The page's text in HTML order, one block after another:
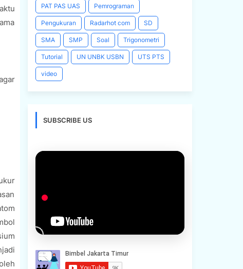
PAT PAS UAS Pemrograman
Pengukuran Radarhot com SD
SMA SMP Soal Trigonometri
Tutorial UN UNBK USBN UTS PTS
video
SUBSCRIBE US